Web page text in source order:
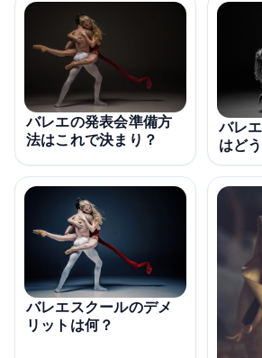
バレエの発表会準備方
法はこれで決まり？
バレ
はど
バレエスクールのデメ
リットは何？